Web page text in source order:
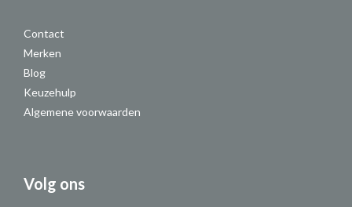
Contact
Merken
Blog
Keuzehulp
Algemene voorwaarden
Volg ons